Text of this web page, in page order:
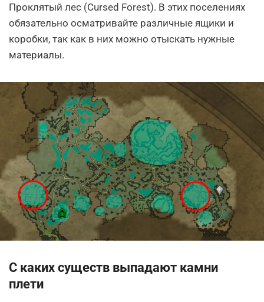
Проклятый лес (Cursed Forest). В этих поселениях
обязательно осматривайте различные ящики и
коробки, так как в них можно отыскать нужные
материалы.
С каких существ выпадают камни
плети